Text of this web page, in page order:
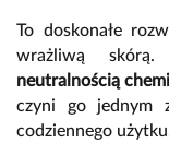
To doskonałe
wrażliwą
neutralnością
czyni go jednym
codziennego